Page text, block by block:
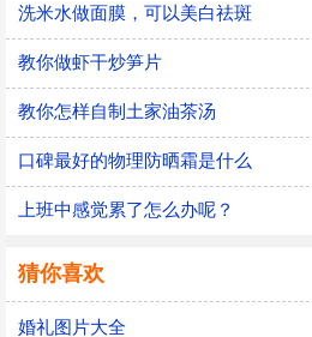
洗米水做面膜，可以美白祛斑
教你做虾干炒笋片
教你怎样自制土家油茶汤
口碑最好的物理防晒霜是什么
上班中感觉累了怎么办呢？
猜你喜欢
婚礼图片大全